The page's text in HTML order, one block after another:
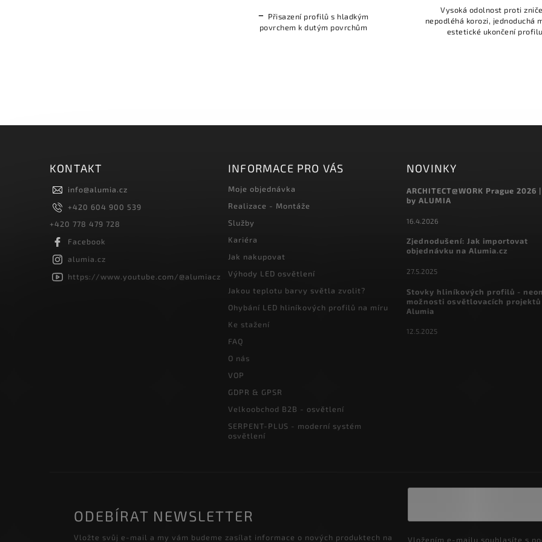
- Přisazení profilů s hladkým
povrchem k dutým povrchům
Vysoká odolnost proti
nepodléhá korozi, jednoduchá
estetické ukončení
KONTAKT
info@alumia.cz
+420 604 900 539
+420 778 479 728
Facebook
alumia.cz
https://www.youtube.com/@alumiacz
INFORMACE PRO VÁS
Moje objednávka
Realizace - Montáže
Služby
Kariéra
Jak nakupovat
Výhody LED osvětlení
Jakou teplotu barvy světla zvolit?
Ohybání LED hliníkových profilů na míru
Ke stažení
FAQ
O nás
VOP
GDPR & GPSR
Velkoobchod B2B - osvětlení
SERPENT-PLUS - moderní systém
osvětlení
NOVINKY
ARCHITECT@WORK Prague 2026
by ALUMIA
16.4.2026
Zjednodušení: Jak importovat
objednávku na Alumia.cz
27.5.2025
Stovky hliníkových profilů -
možnosti osvětlovacích projektů
Alumia
12.5.2025
ODEBÍRAT NEWSLETTER
Vložte svůj e-mail a my vám budeme zasílat informace o nových produktech na
Vložením e-mailu souhlasíte s